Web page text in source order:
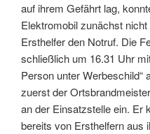
auf ihrem Gefährt lag,
Elektromobil zunächst
Ersthelfer den Notruf. Die
schließlich um 16.31 Uhr
Person unter Werbeschild“
zuerst der
an der Einsatzstelle ein. Er
bereits von Ersthelfern aus